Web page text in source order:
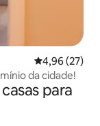
4,96 de uma
4,96 (27)
da cidade!
para